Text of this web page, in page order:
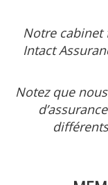
Notre cabinet
Intact
Notez que